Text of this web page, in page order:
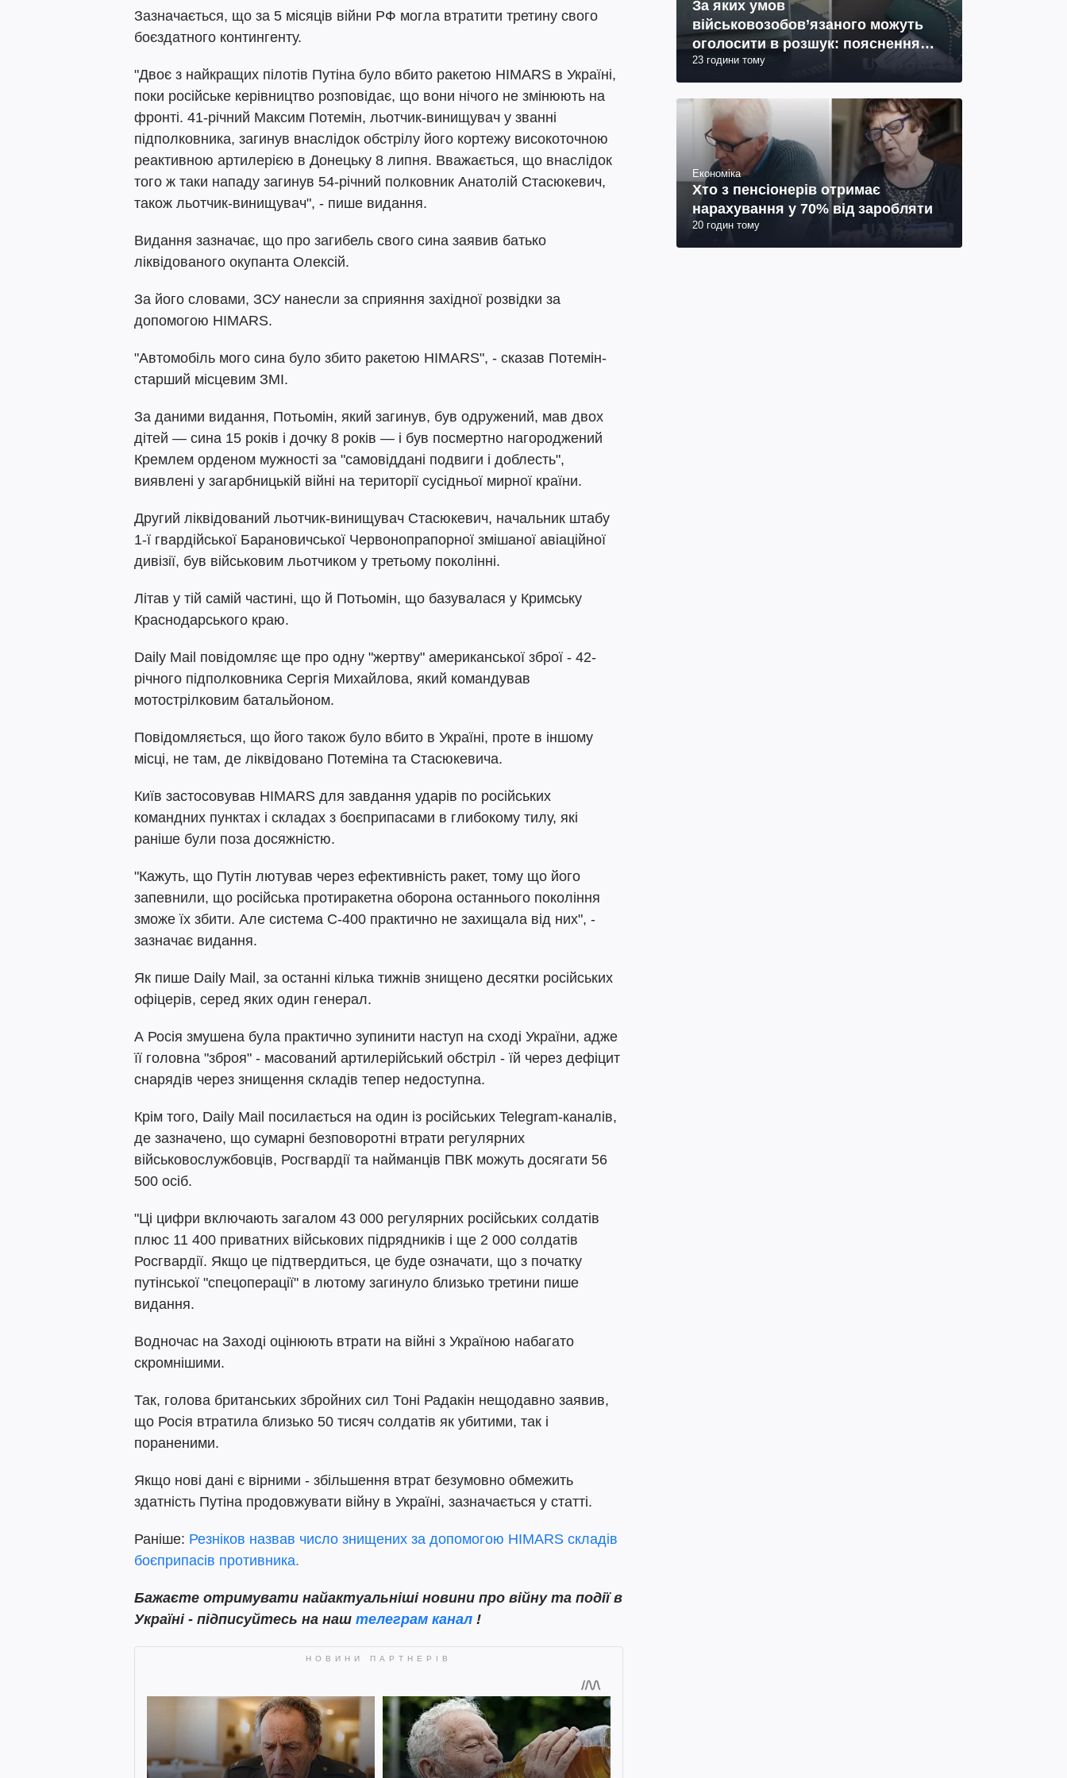
Зазначається, що за 5 місяців війни РФ могла втратити третину свого
боєздатного контингенту.
"Двоє з найкращих пілотів Путіна було вбито ракетою HIMARS в Україні,
поки російське керівництво розповідає, що вони нічого не змінюють на
фронті. 41-річний Максим Потемін, льотчик-винищувач у званні
підполковника, загинув внаслідок обстрілу його кортежу високоточною
реактивною артилерією в Донецьку 8 липня. Вважається, що внаслідок
того ж таки нападу загинув 54-річний полковник Анатолій Стасюкевич,
також льотчик-винищувач", - пише видання.
Видання зазначає, що про загибель свого сина заявив батько
ліквідованого окупанта Олексій.
За його словами, ЗСУ нанесли за сприяння західної розвідки за
допомогою HIMARS.
"Автомобіль мого сина було збито ракетою HIMARS", - сказав Потемін-
старший місцевим ЗМІ.
За даними видання, Потьомін, який загинув, був одружений, мав двох
дітей — сина 15 років і дочку 8 років — і був посмертно нагороджений
Кремлем орденом мужності за "самовіддані подвиги і доблесть",
виявлені у загарбницькій війні на території сусідньої мирної країни.
Другий ліквідований льотчик-винищувач Стасюкевич, начальник штабу
1-ї гвардійської Барановичської Червонопрапорної змішаної авіаційної
дивізії, був військовим льотчиком у третьому поколінні.
Літав у тій самій частині, що й Потьомін, що базувалася у Кримську
Краснодарського краю.
Daily Mail повідомляє ще про одну "жертву" американської зброї - 42-
річного підполковника Сергія Михайлова, який командував
мотострілковим батальйоном.
Повідомляється, що його також було вбито в Україні, проте в іншому
місці, не там, де ліквідовано Потеміна та Стасюкевича.
Київ застосовував HIMARS для завдання ударів по російських
командних пунктах і складах з боєприпасами в глибокому тилу, які
раніше були поза досяжністю.
"Кажуть, що Путін лютував через ефективність ракет, тому що його
запевнили, що російська протиракетна оборона останнього покоління
зможе їх збити. Але система С-400 практично не захищала від них", -
зазначає видання.
Як пише Daily Mail, за останні кілька тижнів знищено десятки російських
офіцерів, серед яких один генерал.
А Росія змушена була практично зупинити наступ на сході України, адже
її головна "зброя" - масований артилерійський обстріл - їй через дефіцит
снарядів через знищення складів тепер недоступна.
Крім того, Daily Mail посилається на один із російських Telegram-каналів,
де зазначено, що сумарні безповоротні втрати регулярних
військовослужбовців, Росгвардії та найманців ПВК можуть досягати 56
500 осіб.
"Ці цифри включають загалом 43 000 регулярних російських солдатів
плюс 11 400 приватних військових підрядників і ще 2 000 солдатів
Росгвардії. Якщо це підтвердиться, це буде означати, що з початку
путінської "спецоперації" в лютому загинуло близько третини пише
видання.
Водночас на Заході оцінюють втрати на війні з Україною набагато
скромнішими.
Так, голова британських збройних сил Тоні Радакін нещодавно заявив,
що Росія втратила близько 50 тисяч солдатів як убитими, так і
пораненими.
Якщо нові дані є вірними - збільшення втрат безумовно обмежить
здатність Путіна продовжувати війну в Україні, зазначається у статті.
Раніше: Резніков назвав число знищених за допомогою HIMARS складів
боєприпасів противника.
Бажаєте отримувати найактуальніші новини про війну та події в
Україні - підписуйтесь на наш телеграм канал !
За яких умов
військовозобов’язаного можуть
оголосити в розшук: пояснення
юриста
23 години тому
Економіка
Хто з пенсіонерів отримає
нарахування у 70% від заробляти
20 годин тому